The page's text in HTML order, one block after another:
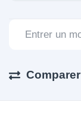
Comparer